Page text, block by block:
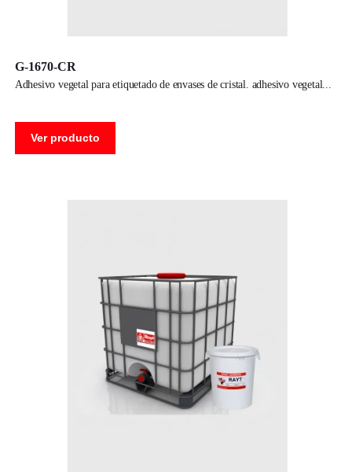
G-1670-CR
adhesivo vegetal para etiquetado de envases de cristal. adhesivo vegetal
Ver producto